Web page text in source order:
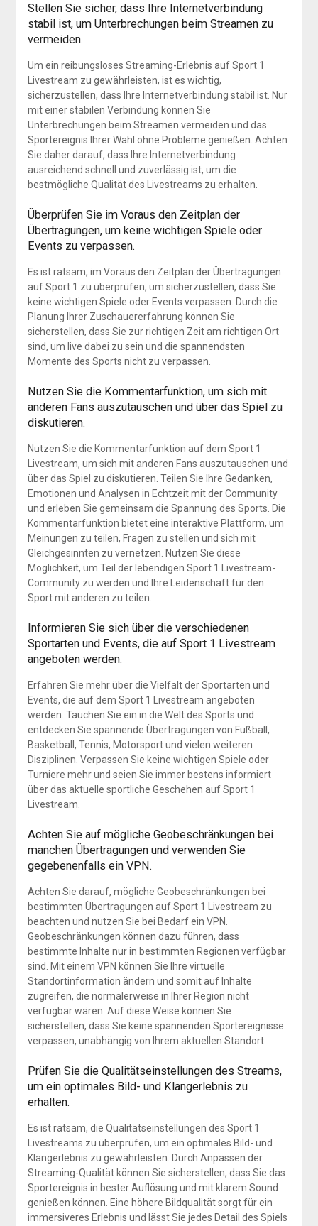
Stellen Sie sicher, dass Ihre Internetverbindung
stabil ist, um Unterbrechungen beim Streamen zu
vermeiden.
Um ein reibungsloses Streaming-Erlebnis auf Sport 1
Livestream zu gewährleisten, ist es wichtig,
sicherzustellen, dass Ihre Internetverbindung stabil ist. Nur
mit einer stabilen Verbindung können Sie
Unterbrechungen beim Streamen vermeiden und das
Sportereignis Ihrer Wahl ohne Probleme genießen. Achten
Sie daher darauf, dass Ihre Internetverbindung
ausreichend schnell und zuverlässig ist, um die
bestmögliche Qualität des Livestreams zu erhalten.
Überprüfen Sie im Voraus den Zeitplan der
Übertragungen, um keine wichtigen Spiele oder
Events zu verpassen.
Es ist ratsam, im Voraus den Zeitplan der Übertragungen
auf Sport 1 zu überprüfen, um sicherzustellen, dass Sie
keine wichtigen Spiele oder Events verpassen. Durch die
Planung Ihrer Zuschauererfahrung können Sie
sicherstellen, dass Sie zur richtigen Zeit am richtigen Ort
sind, um live dabei zu sein und die spannendsten
Momente des Sports nicht zu verpassen.
Nutzen Sie die Kommentarfunktion, um sich mit
anderen Fans auszutauschen und über das Spiel zu
diskutieren.
Nutzen Sie die Kommentarfunktion auf dem Sport 1
Livestream, um sich mit anderen Fans auszutauschen und
über das Spiel zu diskutieren. Teilen Sie Ihre Gedanken,
Emotionen und Analysen in Echtzeit mit der Community
und erleben Sie gemeinsam die Spannung des Sports. Die
Kommentarfunktion bietet eine interaktive Plattform, um
Meinungen zu teilen, Fragen zu stellen und sich mit
Gleichgesinnten zu vernetzen. Nutzen Sie diese
Möglichkeit, um Teil der lebendigen Sport 1 Livestream-
Community zu werden und Ihre Leidenschaft für den
Sport mit anderen zu teilen.
Informieren Sie sich über die verschiedenen
Sportarten und Events, die auf Sport 1 Livestream
angeboten werden.
Erfahren Sie mehr über die Vielfalt der Sportarten und
Events, die auf dem Sport 1 Livestream angeboten
werden. Tauchen Sie ein in die Welt des Sports und
entdecken Sie spannende Übertragungen von Fußball,
Basketball, Tennis, Motorsport und vielen weiteren
Disziplinen. Verpassen Sie keine wichtigen Spiele oder
Turniere mehr und seien Sie immer bestens informiert
über das aktuelle sportliche Geschehen auf Sport 1
Livestream.
Achten Sie auf mögliche Geobeschränkungen bei
manchen Übertragungen und verwenden Sie
gegebenenfalls ein VPN.
Achten Sie darauf, mögliche Geobeschränkungen bei
bestimmten Übertragungen auf Sport 1 Livestream zu
beachten und nutzen Sie bei Bedarf ein VPN.
Geobeschränkungen können dazu führen, dass
bestimmte Inhalte nur in bestimmten Regionen verfügbar
sind. Mit einem VPN können Sie Ihre virtuelle
Standortinformation ändern und somit auf Inhalte
zugreifen, die normalerweise in Ihrer Region nicht
verfügbar wären. Auf diese Weise können Sie
sicherstellen, dass Sie keine spannenden Sportereignisse
verpassen, unabhängig von Ihrem aktuellen Standort.
Prüfen Sie die Qualitätseinstellungen des Streams,
um ein optimales Bild- und Klangerlebnis zu
erhalten.
Es ist ratsam, die Qualitätseinstellungen des Sport 1
Livestreams zu überprüfen, um ein optimales Bild- und
Klangerlebnis zu gewährleisten. Durch Anpassen der
Streaming-Qualität können Sie sicherstellen, dass Sie das
Sportereignis in bester Auflösung und mit klarem Sound
genießen können. Eine höhere Bildqualität sorgt für ein
immersiveres Erlebnis und lässt Sie jedes Detail des Spiels